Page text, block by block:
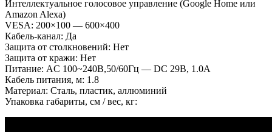
Интеллектуальное голосовое управление (Google Home или
Amazon Alexa)
VESA: 200×100 — 600×400
Кабель-канал: Да
Защита от столкновений: Нет
Защита от кражи: Нет
Питание: AC 100~240B,50/60Гц — DC 29B, 1.0A
Кабель питания, м: 1.8
Материал: Cталь, пластик, аллюминий
Упаковка габариты, см / вес, кг: